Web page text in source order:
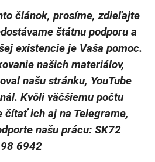
článok, prosíme, zdieľajte
štátnu podporu a
existencie je Vaša pomoc.
našich materiálov,
našu stránku, YouTube
Kvôli väčšiemu počtu
čítať ich aj na Telegrame,
našu prácu: SK72
6942